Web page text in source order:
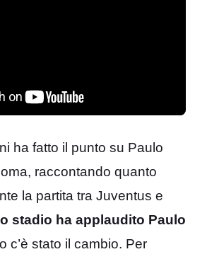
ha fatto il punto su Paulo
raccontando quanto
la partita tra Juventus e
stadio ha applaudito Paulo
c’è stato il cambio. Per